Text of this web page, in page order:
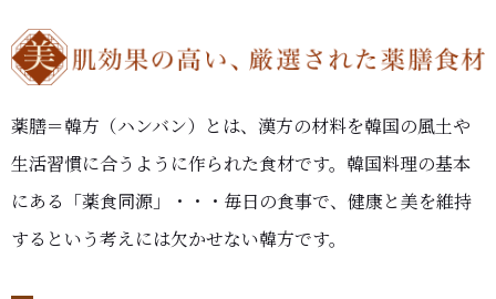
薬膳＝韓方（ハンバン）とは、漢方の材料を韓国の風土や
生活習慣に合うように作られた食材です。韓国料理の基本
にある「薬食同源」・・・毎日の食事で、健康と美を維持
するという考えには欠かせない韓方です。